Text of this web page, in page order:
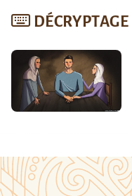
DÉCRYPTAGE